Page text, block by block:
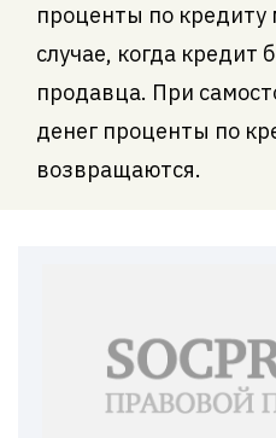
проценты по кредиту
случае, когда кредит
продавца. При
денег проценты по
возвращаются.